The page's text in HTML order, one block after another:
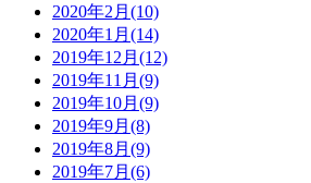
2020年2月(10)
2020年1月(14)
2019年12月(12)
2019年11月(9)
2019年10月(9)
2019年9月(8)
2019年8月(9)
2019年7月(6)